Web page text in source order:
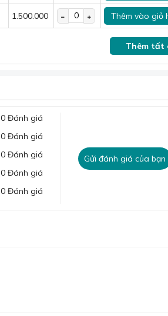
mà còn tăng cường độ bền, chống
1.500.000 Thêm vào giỏ
Thêm tất
0 Đánh giá
0 Đánh giá
0 Đánh giá
0 Đánh giá
0 Đánh giá
Gửi đánh giá của bạn